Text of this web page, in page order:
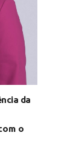
da
o